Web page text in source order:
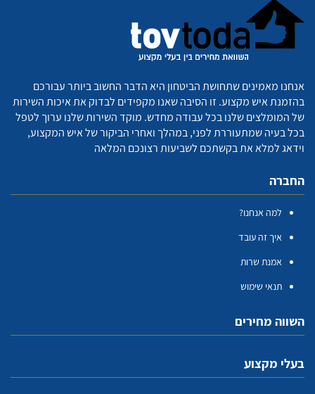
אנחנו מאמינים שתחושת הביטחון היא הדבר החשוב ביותר עבורכם
בהזמנת איש מקצוע. זו הסיבה שאנו מקפידים לבדוק את איכות השירות
של המומלצים שלנו בכל עבודה מחדש. מוקד השירות שלנו ערוך לטפל
בכל בעיה שמתעוררת לפני, במהלך ואחרי הביקור של איש המקצוע,
וידאג למלא את בקשתכם לשביעות רצונכם המלאה
החברה
למה אנחנו?
איך זה עובד
אמנת שרות
תנאי שימוש
השווה מחירים
בעלי מקצוע